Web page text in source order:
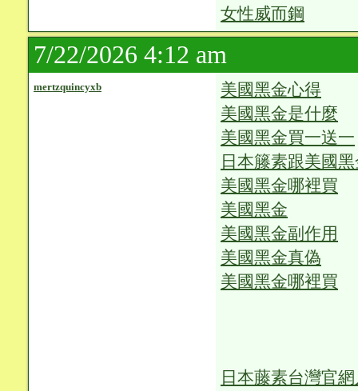
女性威而鋼
7/22/2026 4:12 am
mertzquincyxb
美國黑金心得
美國黑金是什麼
美國黑金買一送一
日本籐素跟美國
美國黑金哪裡買
美國黑金
美國黑金副作用
美國黑金真偽
美國黑金哪裡買
日本藤素台灣官